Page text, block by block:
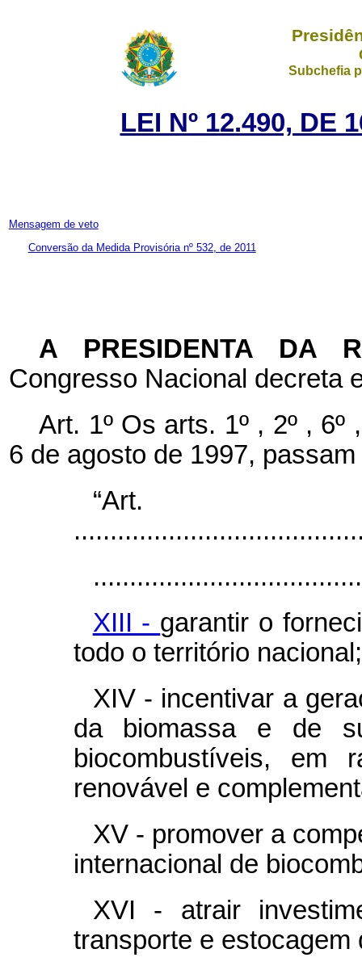
Subchefia
LEI Nº 12.490, DE
Mensagem de veto
Conversão da Medida Provisória nº 532, de 2011
A PRESIDENTA DA
Congresso Nacional decreta
Art. 1º Os arts. 1º , 2º ,
6 de agosto de 1997,
XIII - garantir o
todo o território nacional;
XIV - incentivar a
da biomassa e de
biocombustíveis, em
renovável e
XV - promover a
internacional de
XVI - atrair
transporte e